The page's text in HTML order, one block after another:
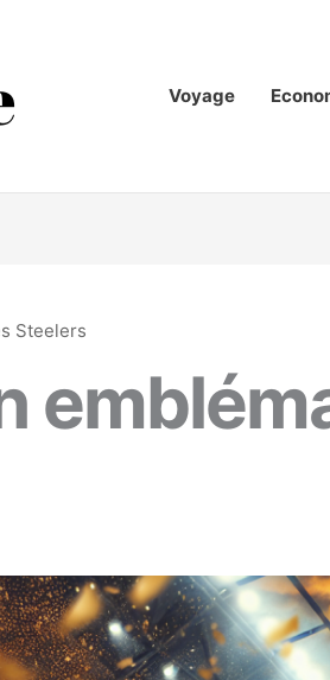
Voyage
Steelers